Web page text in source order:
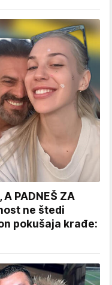
A PADNEŠ ZA
ne štedi
pokušaja krađe: